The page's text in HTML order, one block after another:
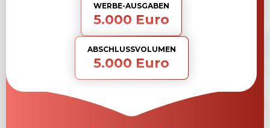
WERBE-AUSGABEN
5.000 Euro
ABSCHLUSS­VOLUMEN
5.000 Euro